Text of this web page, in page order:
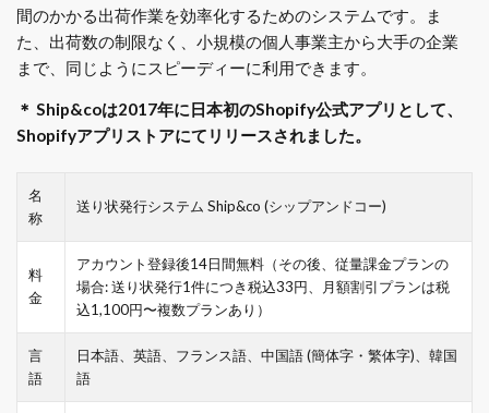
間のかかる出荷作業を効率化するためのシステムです。ま
た、出荷数の制限なく、小規模の個人事業主から大手の企業
まで、同じようにスピーディーに利用できます。
＊ Ship&coは2017年に日本初のShopify公式アプリとして、
Shopifyアプリストアにてリリースされました。
名
称
送り状発行システム Ship&co (シップアンドコー)
料
金
アカウント登録後14日間無料（その後、従量課金プランの
場合: 送り状発行1件につき税込33円、月額割引プランは税
込1,100円〜複数プランあり）
言
語
日本語、英語、フランス語、中国語 (簡体字・繁体字)、韓国
語